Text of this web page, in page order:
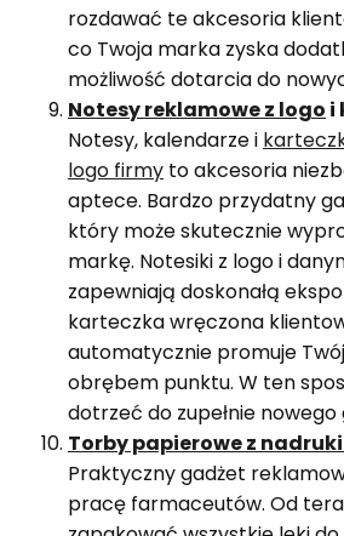
rozdawać te akcesoria
co Twoja marka zyska
możliwość dotarcia do
Notesy reklamowe z logo i
Notesy, kalendarze i
logo firmy to akcesoria
aptece. Bardzo przydatny
który może skutecznie
markę. Notesiki z logo i
zapewniają doskonałą
karteczka wręczona
automatycznie promuje
obrębem punktu. W ten
dotrzeć do zupełnie
Torby papierowe z
Praktyczny gadżet
pracę farmaceutów. Od